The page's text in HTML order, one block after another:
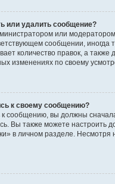
или удалить сообщение?
или
сообщении, иногда
количество правок, а
изменениях по своему
к своему сообщению?
сообщению, вы должны
Вы также можете настроить
в личном разделе.